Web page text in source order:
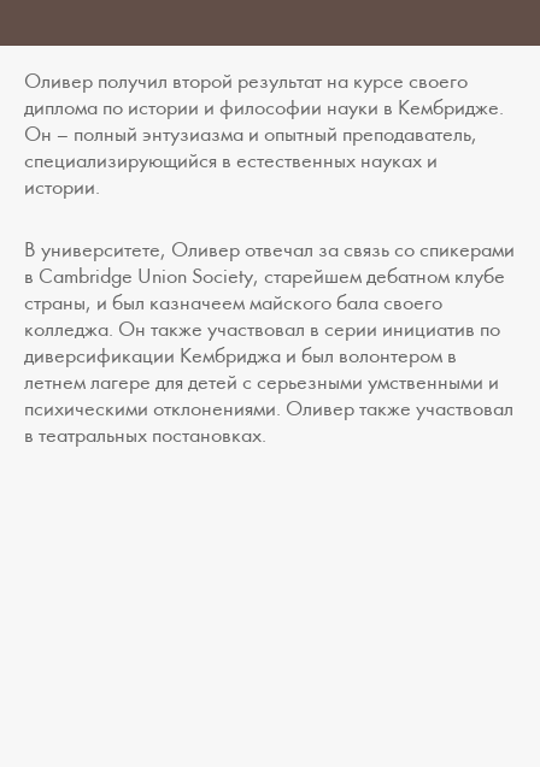
Оливер получил второй результат на курсе своего
диплома по истории и философии науки в Кембридже.
Он – полный энтузиазма и опытный преподаватель,
специализирующийся в естественных науках и
истории.
В университете, Оливер отвечал за связь со спикерами
в Cambridge Union Society, старейшем дебатном клубе
страны, и был казначеем майского бала своего
колледжа. Он также участвовал в серии инициатив по
диверсификации Кембриджа и был волонтером в
летнем лагере для детей с серьезными умственными и
психическими отклонениями. Оливер также участвовал
в театральных постановках.